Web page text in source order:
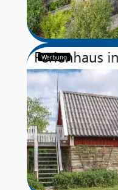
Werbung